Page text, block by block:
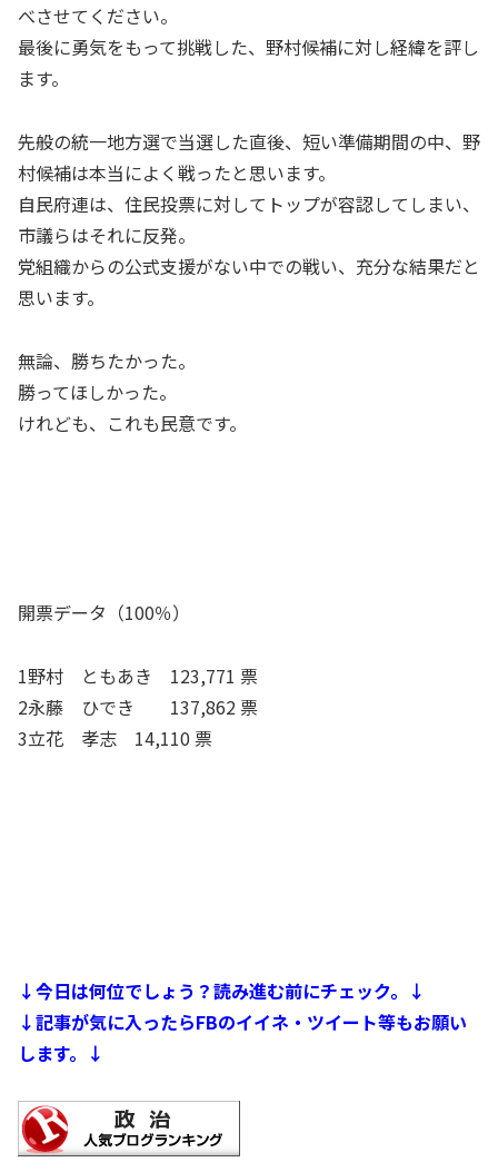
べさせてください。
最後に勇気をもって挑戦した、野村候補に対し経緯を評し
ます。
先般の統一地方選で当選した直後、短い準備期間の中、野
村候補は本当によく戦ったと思います。
自民府連は、住民投票に対してトップが容認してしまい、
市議らはそれに反発。
党組織からの公式支援がない中での戦い、充分な結果だと
思います。
無論、勝ちたかった。
勝ってほしかった。
けれども、これも民意です。
開票データ（100％）
1野村 ともあき 123,771 票
2永藤 ひでき 137,862 票
3立花 孝志 14,110 票
↓今日は何位でしょう？読み進む前にチェック。↓
↓記事が気に入ったらFBのイイネ・ツイート等もお願い
します。↓